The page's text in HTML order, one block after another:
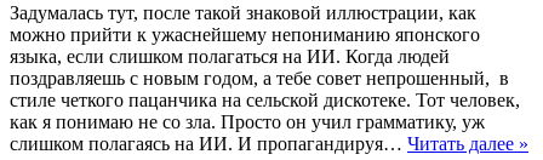
Задумалась тут, после такой знаковой иллюстрации, как
можно прийти к ужаснейшему непониманию японского
языка, если слишком полагаться на ИИ. Когда людей
поздравляешь с новым годом, а тебе совет непрошенный, в
стиле четкого пацанчика на сельской дискотеке. Тот человек,
как я понимаю не со зла. Просто он учил грамматику, уж
слишком полагаясь на ИИ. И пропагандируя… Читать далее »